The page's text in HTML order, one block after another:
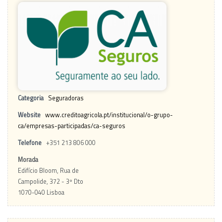
Categoria Seguradoras
Website www.creditoagricola.pt/institucional/o-grupo-
ca/empresas-participadas/ca-seguros
Telefone +351 213 806 000
Morada
Edifício Bloom, Rua de
Campolide, 372 - 3º Dto
1070-040 Lisboa